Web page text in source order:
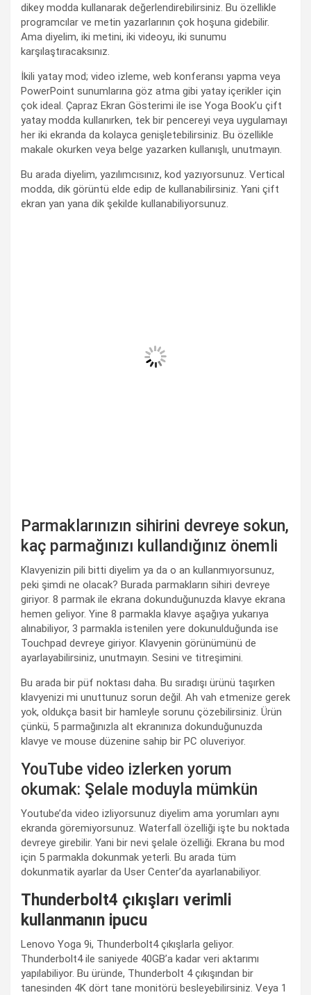
dikey modda kullanarak değerlendirebilirsiniz. Bu özellikle
programcılar ve metin yazarlarının çok hoşuna gidebilir.
Ama diyelim, iki metini, iki videoyu, iki sunumu
karşılaştıracaksınız.
İkili yatay mod; video izleme, web konferansı yapma veya
PowerPoint sunumlarına göz atma gibi yatay içerikler için
çok ideal. Çapraz Ekran Gösterimi ile ise Yoga Book’u çift
yatay modda kullanırken, tek bir pencereyi veya uygulamayı
her iki ekranda da kolayca genişletebilirsiniz. Bu özellikle
makale okurken veya belge yazarken kullanışlı, unutmayın.
Bu arada diyelim, yazılımcısınız, kod yazıyorsunuz. Vertical
modda, dik görüntü elde edip de kullanabilirsiniz. Yani çift
ekran yan yana dik şekilde kullanabiliyorsunuz.
Parmaklarınızın sihirini devreye sokun,
kaç parmağınızı kullandığınız önemli
Klavyenizin pili bitti diyelim ya da o an kullanmıyorsunuz,
peki şimdi ne olacak? Burada parmakların sihiri devreye
giriyor. 8 parmak ile ekrana dokunduğunuzda klavye ekrana
hemen geliyor. Yine 8 parmakla klavye aşağıya yukarıya
alınabiliyor, 3 parmakla istenilen yere dokunulduğunda ise
Touchpad devreye giriyor. Klavyenin görünümünü de
ayarlayabilirsiniz, unutmayın. Sesini ve titreşimini.
Bu arada bir püf noktası daha. Bu sıradışı ürünü taşırken
klavyenizi mi unuttunuz sorun değil. Ah vah etmenize gerek
yok, oldukça basit bir hamleyle sorunu çözebilirsiniz. Ürün
çünkü, 5 parmağınızla alt ekranınıza dokunduğunuzda
klavye ve mouse düzenine sahip bir PC oluveriyor.
YouTube video izlerken yorum
okumak: Şelale moduyla mümkün
Youtube’da video izliyorsunuz diyelim ama yorumları aynı
ekranda göremiyorsunuz. Waterfall özelliği işte bu noktada
devreye girebilir. Yani bir nevi şelale özelliği. Ekrana bu mod
için 5 parmakla dokunmak yeterli. Bu arada tüm
dokunmatik ayarlar da User Center’da ayarlanabiliyor.
Thunderbolt4 çıkışları verimli
kullanmanın ipucu
Lenovo Yoga 9i, Thunderbolt4 çıkışlarla geliyor.
Thunderbolt4 ile saniyede 40GB’a kadar veri aktarımı
yapılabiliyor. Bu üründe, Thunderbolt 4 çıkışından bir
tanesinden 4K dört tane monitörü besleyebilirsiniz. Veya 1